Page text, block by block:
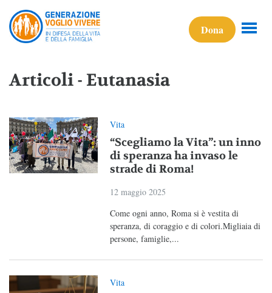
Dona
Articoli - Eutanasia
Vita
“Scegliamo la Vita”: un inno
di speranza ha invaso le
strade di Roma!
12 maggio 2025
Come ogni anno, Roma si è vestita di
speranza, di coraggio e di colori.Migliaia di
persone, famiglie,...
Vita